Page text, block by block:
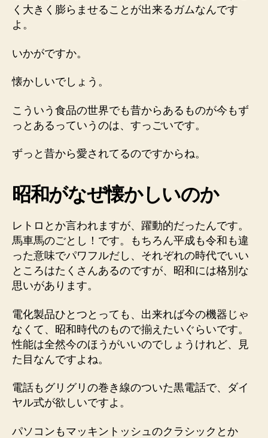
く大きく膨らませることが出来るガムなんです
よ。
いかがですか。
懐かしいでしょう。
こういう食品の世界でも昔からあるものが今もず
っとあるっていうのは、すっごいです。
ずっと昔から愛されてるのですからね。
昭和がなぜ懐かしいのか
レトロとか言われますが、躍動的だったんです。
馬車馬のごとし！です。もちろん平成も令和も違
った意味でパワフルだし、それぞれの時代でいい
ところはたくさんあるのですが、昭和には格別な
思いがあります。
電化製品ひとつとっても、出来れば今の機器じゃ
なくて、昭和時代のもので揃えたいぐらいです。
性能は全然今のほうがいいのでしょうけれど、見
た目なんですよね。
電話もグリグリの巻き線のついた黒電話で、ダイ
ヤル式が欲しいですよ。
パソコンもマッキントッシュのクラシックとか